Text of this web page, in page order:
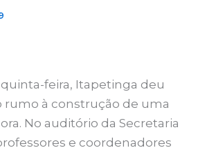
feira, Itapetinga deu
rumo à construção de uma
No auditório da Secretaria
e coordenadores